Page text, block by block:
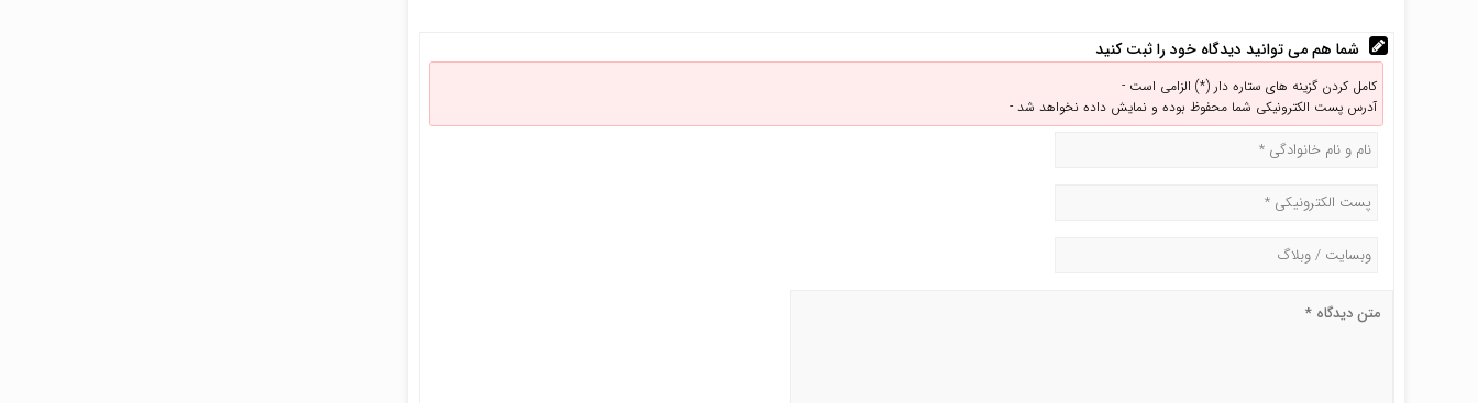
شما هم می توانید دیدگاه خود را ثبت کنید
کامل کردن گزینه های ستاره دار (*) الزامی است -
آدرس پست الکترونیکی شما محفوظ بوده و نمایش داده نخواهد شد -